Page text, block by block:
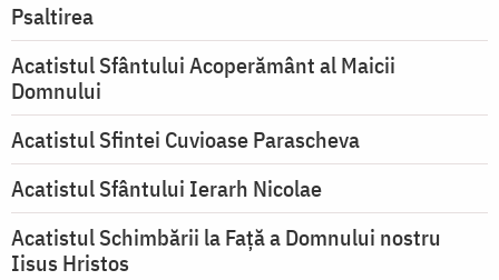
Psaltirea
Acatistul Sfântului Acoperământ al Maicii
Domnului
Acatistul Sfintei Cuvioase Parascheva
Acatistul Sfântului Ierarh Nicolae
Acatistul Schimbării la Faţă a Domnului nostru
Iisus Hristos